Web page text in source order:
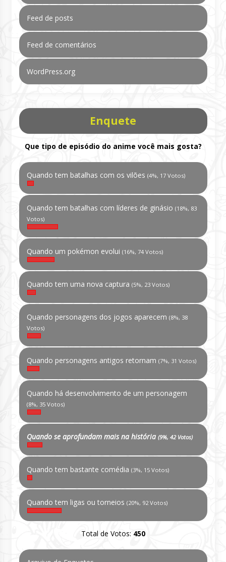
Feed de posts
Feed de comentários
WordPress.org
Enquete
Que tipo de episódio do anime você mais gosta?
Quando tem batalhas com os vilões (4%, 17 Votos)
Quando tem batalhas com líderes de ginásio (18%, 83
Votos)
Quando um pokémon evolui (16%, 74 Votos)
Quando tem uma nova captura (5%, 23 Votos)
Quando personagens dos jogos aparecem (8%, 38
Votos)
Quando personagens antigos retornam (7%, 31 Votos)
Quando há desenvolvimento de um personagem
(8%, 35 Votos)
Quando se aprofundam mais na história (9%, 42 Votos)
Quando tem bastante comédia (3%, 15 Votos)
Quando tem ligas ou torneios (20%, 92 Votos)
Total de Votos: 450